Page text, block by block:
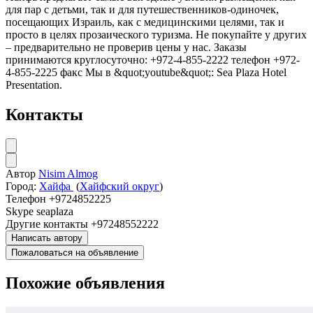
для пар с детьми, так и для путешественников-одиночек,
посещающих Израиль, как с медицинскими целями, так и
просто в целях прозаического туризма. Не покупайте у других
– предварительно не проверив цены у нас. Заказы
принимаются круглосуточно: +972-4-855-2222 телефон +972-
4-855-2225 факс Мы в &quot;youtube&quot;: Sea Plaza Hotel
Presentation.
Контакты
Автор Nisim Almog
Город: Хайфа (Хайфский округ)
Телефон +9724852225
Skype seaplaza
Другие контакты +97248552222
Написать автору
Пожаловаться на объявление
Похожие объявления